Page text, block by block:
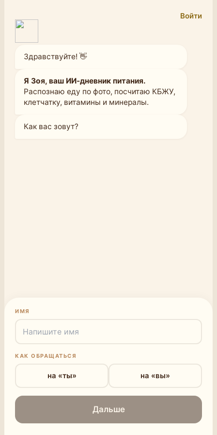
Войти
Здравствуйте! 👋
Я Зоя, ваш ИИ-дневник питания.
Распознаю еду по фото, посчитаю КБЖУ,
клетчатку, витамины и минералы.
Как вас зовут?
ИМЯ
КАК ОБРАЩАТЬСЯ
на «ты» на «вы»
Дальше